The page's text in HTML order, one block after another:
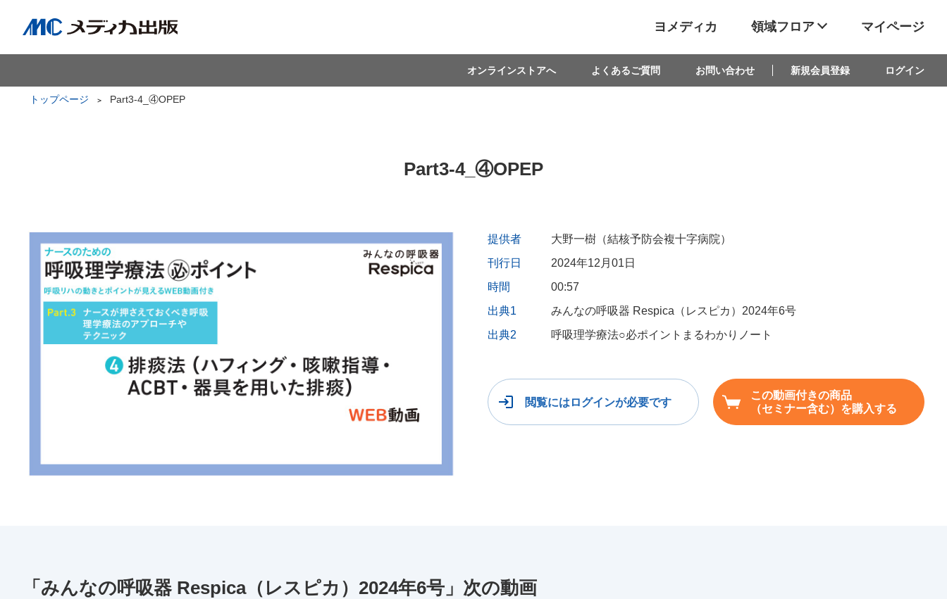
ヨメディカ 領域フロア マイページ
オンラインストアへ よくあるご質問 お問い合わせ 新規会員登録 ログイン
トップページ Part3-4_④OPEP
Part3-4_④OPEP
提供者
大野一樹（結核予防会複十字病院）
刊行日
2024年12月01日
時間
00:57
出典1
みんなの呼吸器 Respica（レスピカ）2024年6号
出典2
呼吸理学療法○必ポイントまるわかりノート
閲覧にはログインが必要です
この動画付きの商品
（セミナー含む）を購入する
「みんなの呼吸器 Respica（レスピカ）2024年6号」次の動画